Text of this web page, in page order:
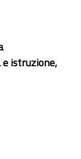
istruzione,